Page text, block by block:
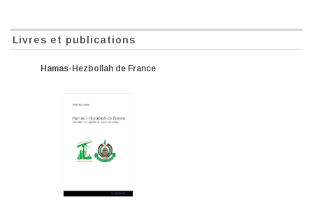
Livres et publications
Hamas-Hezbollah de France